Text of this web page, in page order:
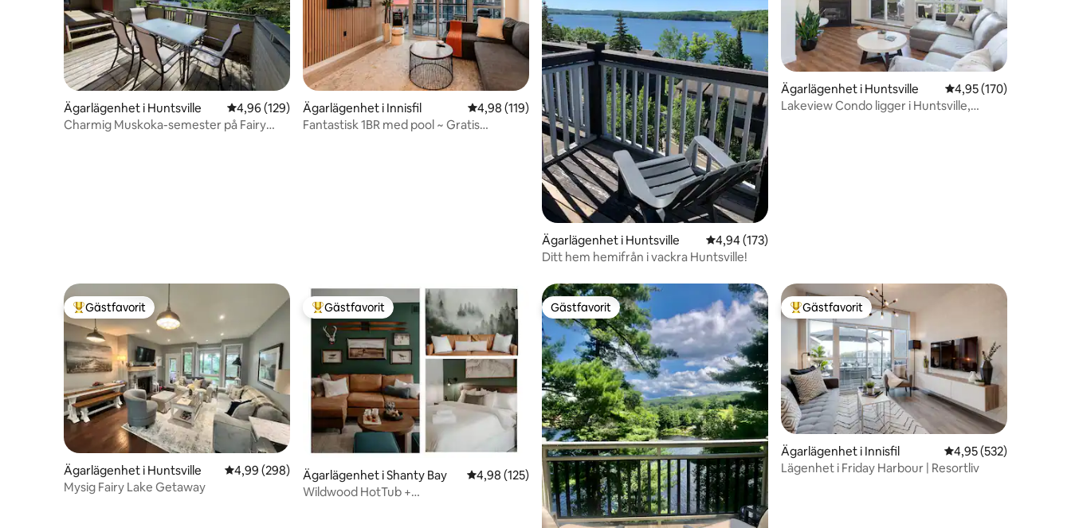
Ägarlägenhet i Huntsville 4,96 av 5 i genomsnittligt betyg, 129 omdömen
4,96 (129)
Charmig Muskoka-semester på Fairy
Ägarlägenhet i Innisfil 4,98 av 5 i genomsnittligt betyg, 119 omdömen
4,98 (119)
Fantastisk 1BR med pool ~ Gratis
Ägarlägenhet i Huntsville 4,94 av 5 i genomsnittligt betyg, 173 omdömen
4,94 (173)
Ditt hem hemifrån i vackra Huntsville!
Ägarlägenhet i Huntsville 4,95 av 5 i
4,95 (170)
Lakeview Condo ligger i Huntsville,
Populär gästfavorit
Gästfavorit
Ägarlägenhet i Huntsville 4,99 av 5 i genomsnittligt betyg, 298 omdömen
4,99 (298)
Mysig Fairy Lake Getaway
Populär gästfavorit
Gästfavorit
Ägarlägenhet i Shanty Bay 4,98 av 5 i genomsnittligt betyg, 125 omdömen
4,98 (125)
Wildwood HotTub +
Gästfavorit
Gästfavorit Populär gästfavorit
Gästfavorit
Ägarlägenhet i Innisfil 4,95 av 5 i
4,95 (532)
Lägenhet i Friday Harbour | Resortliv